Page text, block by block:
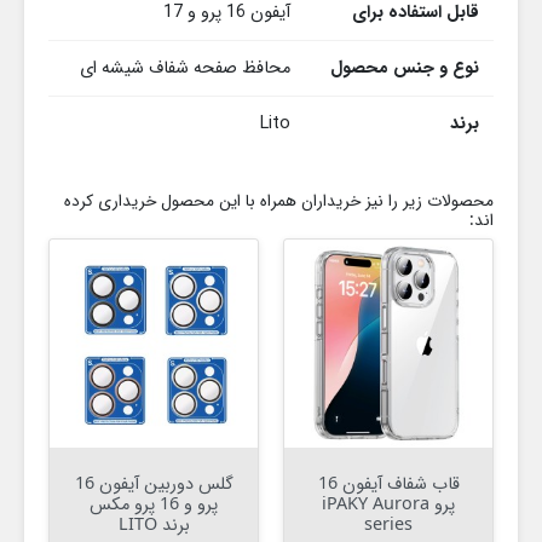
قابل استفاده برای
آیفون 16 پرو و 17
نوع و جنس محصول
محافظ صفحه شفاف شیشه ای
برند
Lito
محصولات زیر را نیز خریداران همراه با این محصول خریداری کرده
اند:
قاب شفاف آیفون 16
پرو iPAKY Aurora
series
گلس دوربین آیفون 16
پرو و 16 پرو مکس
برند LITO